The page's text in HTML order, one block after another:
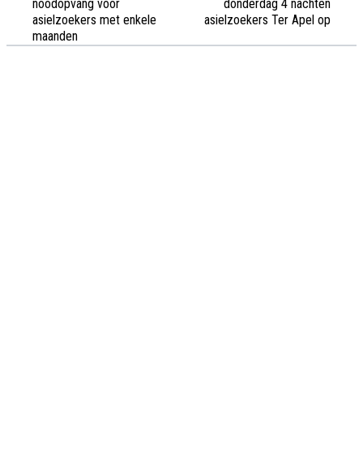
noodopvang voor
asielzoekers met enkele
maanden
donderdag 4 nachten
asielzoekers Ter Apel op